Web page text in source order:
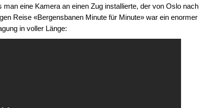
eine Kamera an einen Zug installierte, der von Oslo nach
Reise «Bergensbanen Minute für Minute» war ein enormer
in voller Länge: